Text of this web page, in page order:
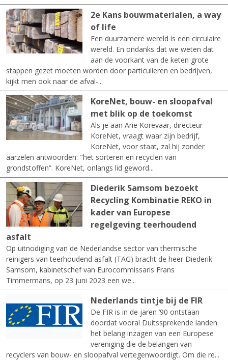
2e Kans bouwmaterialen, a way
of life
Een duurzamere wereld is een circulaire
wereld. En ondanks dat we weten dat
aan de voorkant van de keten grote
stappen gezet moeten worden door particulieren en bedrijven,
kijkt men ook naar de afval-...
KoreNet, bouw- en sloopafval
met blik op de toekomst
Als je aan Arie Korevaar, directeur
KoreNet, vraagt waar zijn bedrijf,
KoreNet, voor staat, zal hij zonder
aarzelen antwoorden: "het sorteren en recyclen van
grondstoffen”. KoreNet, onlangs lid geword...
Diederik Samsom bezoekt
Recycling Kombinatie REKO in
kader van Europese
regelgeving teerhoudend
asfalt
Op uitnodiging van de Nederlandse sector van thermische
reinigers van teerhoudend asfalt (TAG) bracht de heer Diederik
Samsom, kabinetschef van Eurocommissaris Frans
Timmermans, op 23 juni 2023 een we...
Nederlands tintje bij de FIR
De FIR is in de jaren ’90 ontstaan
doordat vooral Duitssprekende landen
het belang inzagen van een Europese
vereniging die de belangen van
recyclers van bouw- en sloopafval vertegenwoordigt. Om die re...